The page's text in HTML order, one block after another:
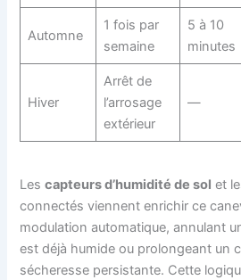
Automne
1 fois par
semaine
5 à 10
minutes
Hiver
Arrêt de
l’arrosage
extérieur
—
Lescapteurs d’humidité de sol et
connectés viennent enrichir ce
modulation automatique, annulant
est déjà humide ou prolongeant un
sécheresse persistante. Cette